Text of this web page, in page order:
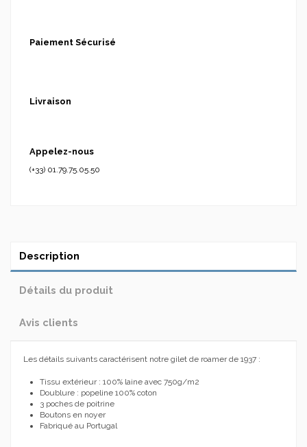
Paiement Sécurisé
Livraison
Appelez-nous
(+33) 01.79.75.05.50
Description
Détails du produit
Avis clients
Les détails suivants caractérisent notre gilet de roamer de 1937 :
Tissu extérieur : 100% laine avec 750g/m2
Doublure : popeline 100% coton
3 poches de poitrine
Boutons en noyer
Fabriqué au Portugal